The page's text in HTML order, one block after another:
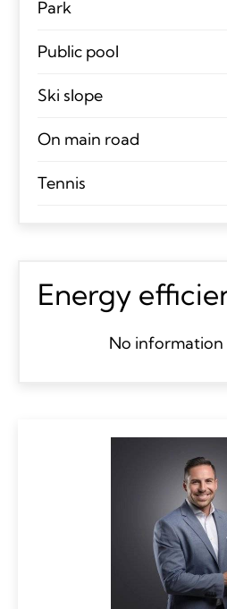
Park
Public pool
Ski slope
On main road
Tennis
Energy
No information